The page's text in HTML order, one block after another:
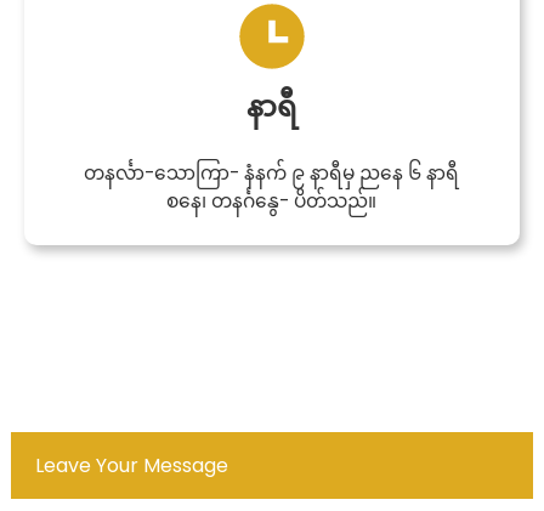
နာရီ
တနင်္လာ-သောကြာ- နံနက် ၉ နာရီမှ ညနေ ၆ နာရီ
စနေ၊ တနင်္ဂနွေ- ပိတ်သည်။
Leave Your Message